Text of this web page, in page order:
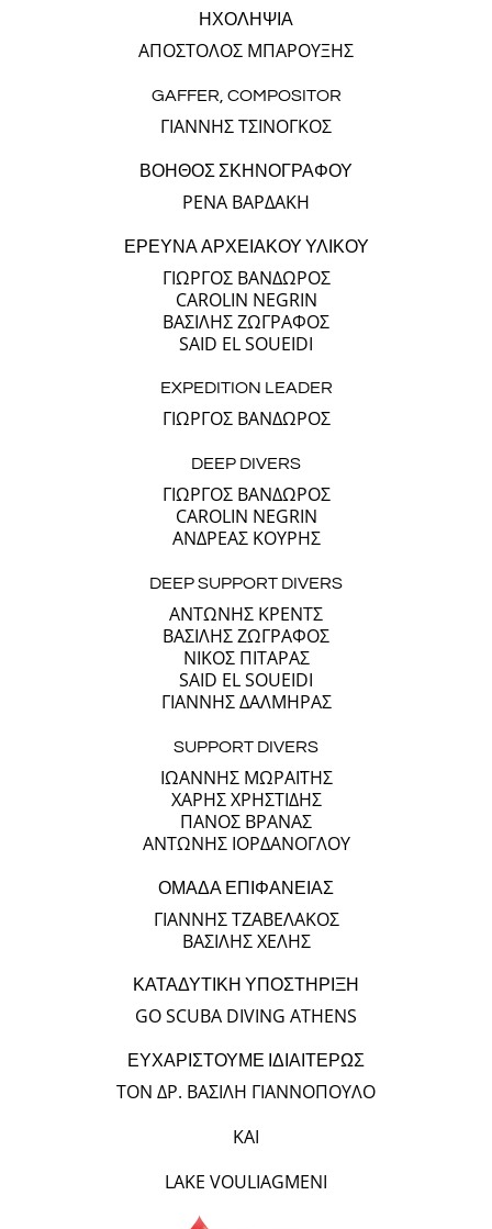
ΗΧΟΛΗΨΙΑ
ΑΠΟΣΤΟΛΟΣ ΜΠΑΡΟΥΞΗΣ
GAFFER, COMPOSITOR
ΓΙΑΝΝΗΣ ΤΣΙΝΟΓΚΟΣ
ΒΟΗΘΟΣ ΣΚΗΝΟΓΡΑΦΟΥ
ΡΕΝΑ ΒΑΡΔΑΚΗ
ΕΡΕΥΝΑ ΑΡΧΕΙΑΚΟΥ ΥΛΙΚΟΥ
ΓΙΩΡΓΟΣ ΒΑΝΔΩΡΟΣ
CAROLIN NEGRIN
ΒΑΣΙΛΗΣ ΖΩΓΡΑΦΟΣ
SAID EL SOUEIDI
EXPEDITION LEADER
ΓΙΩΡΓΟΣ ΒΑΝΔΩΡΟΣ
DEEP DIVERS
ΓΙΩΡΓΟΣ ΒΑΝΔΩΡΟΣ
CAROLIN NEGRIN
ΑΝΔΡΕΑΣ ΚΟΥΡΗΣ
DEEP SUPPORT DIVERS
ΑΝΤΩΝΗΣ ΚΡΕΝΤΣ
ΒΑΣΙΛΗΣ ΖΩΓΡΑΦΟΣ
ΝΙΚΟΣ ΠΙΤΑΡΑΣ
SAID EL SOUEIDI
ΓΙΑΝΝΗΣ ΔΑΛΜΗΡΑΣ
SUPPORT DIVERS
ΙΩΑΝΝΗΣ ΜΩΡΑΪΤΗΣ
ΧΑΡΗΣ ΧΡΗΣΤΙΔΗΣ
ΠΑΝΟΣ ΒΡΑΝΑΣ
ΑΝΤΩΝΗΣ ΙΟΡΔΑΝΟΓΛΟΥ
ΟΜΑΔΑ ΕΠΙΦΑΝΕΙΑΣ
ΓΙΑΝΝΗΣ ΤΖΑΒΕΛΑΚΟΣ
ΒΑΣΙΛΗΣ ΧΕΛΗΣ
ΚΑΤΑΔΥΤΙΚΗ ΥΠΟΣΤΗΡΙΞΗ
GO SCUBA DIVING ATHENS
ΕΥΧΑΡΙΣΤΟΥΜΕ ΙΔΙΑΙΤΕΡΩΣ
ΤΟΝ ΔΡ. ΒΑΣΙΛΗ ΓΙΑΝΝΟΠΟΥΛΟ
ΚΑΙ
LAKE VOULIAGMENI